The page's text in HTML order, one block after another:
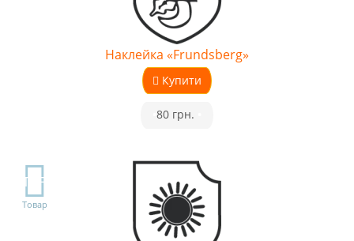
Наклейка «Frundsberg»
Купити
80 грн.
TOP
Товар